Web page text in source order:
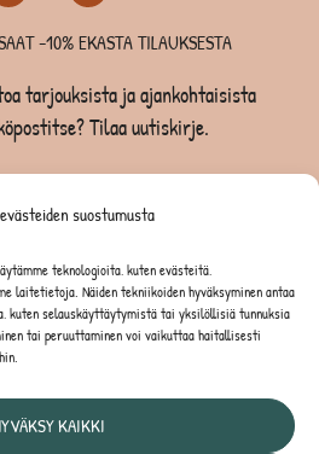
suostumusta
teknologioita, kuten evästeitä,
laitetietoja. Näiden tekniikoiden hyväksyminen antaa
kuten selauskäyttäytymistä tai yksilöllisiä tunnuksia
tai peruuttaminen voi vaikuttaa haitallisesti
KAIKKI
-10% EKASTA TILAUKSESTA
tarjouksista ja ajankohtaisista
Tilaa uutiskirje.
EKASTA TILAUKSESTA
KISSOILLE
JYRSIJÖILLE